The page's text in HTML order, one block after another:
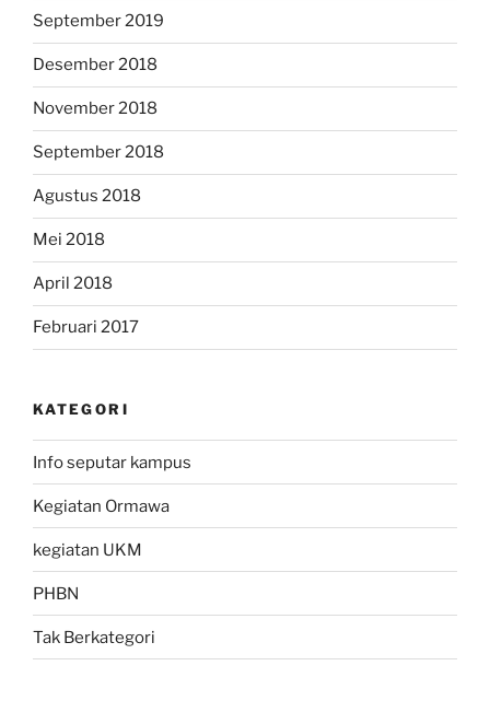
September 2019
Desember 2018
November 2018
September 2018
Agustus 2018
Mei 2018
April 2018
Februari 2017
KATEGORI
Info seputar kampus
Kegiatan Ormawa
kegiatan UKM
PHBN
Tak Berkategori